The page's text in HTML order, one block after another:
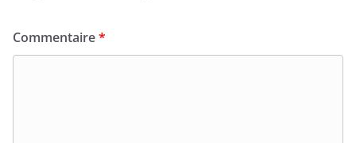
Commentaire*